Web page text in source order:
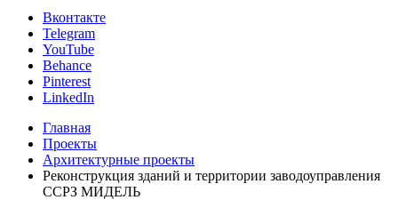
Вконтакте
Telegram
YouTube
Behance
Pinterest
LinkedIn
Главная
Проекты
Архитектурные проекты
Реконструкция зданий и территории заводоуправления
ССРЗ МИДЕЛЬ